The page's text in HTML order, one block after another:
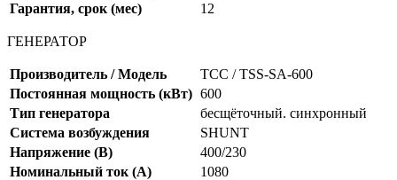
Гарантия, срок (мес)
12
ГЕНЕРАТОР
Производитель / Модель
ТСС / TSS-SA-600
Постоянная мощность (кВт) 600
Тип генератора
бесщёточный. синхронный
Система возбуждения
SHUNT
Напряжение (В)
400/230
Номинальный ток (А)
1080